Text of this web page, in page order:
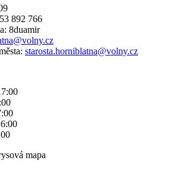
892 766
8duamir
starosta.horniblatna@volny.cz